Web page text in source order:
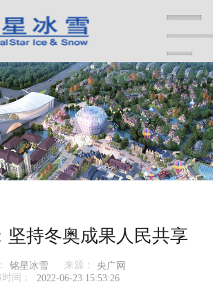
坚持冬奥成果人民共享
铭星冰雪 来源：
央广网
间：
2022-06-23 15:53:26